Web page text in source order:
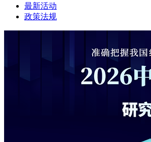
最新活动
政策法规